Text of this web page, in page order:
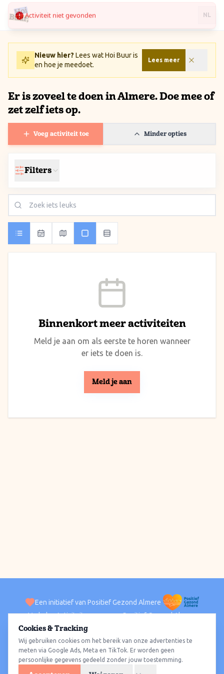
Ga naar inhoud / Skip to content
NL
Nieuw hier? Lees wat Hoi Buur is
en hoe je meedoet.
Lees meer
Er is zoveel te doen in Almere. Doe mee of
zet zelf iets op.
Voeg activiteit toe Minder opties
Filters
Binnenkort meer activiteiten
Meld je aan om als eerste te horen wanneer
er iets te doen is.
Meld je aan
Een initiatief van Positief Gezond Almere
VerhalenActiviteiten Positief Gezond Almere
ACTIVITEITEN PER WIJK
Alle wijkenAlmere HavenAlmere StadAlmere BuitenAlmere Poort
Almere HoutAlmere OosterwoldWat te doen
Cookies & Tracking
Wij gebruiken cookies om het bereik van onze advertenties te
meten via Google Ads, Meta en TikTok. Er worden geen
persoonlijke gegevens gedeeld zonder jouw toestemming.